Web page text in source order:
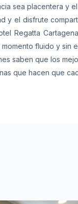
sea placentera y
y el disfrute
Regatta
fluido y sin
saben que los
que hacen que